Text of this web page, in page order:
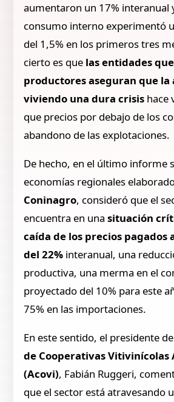
aumentaron un 17% interanual
consumo interno experimentó
del 1,5% en los primeros tres
cierto es que las entidades
productores aseguran que la
viviendo una dura crisis hace
que precios por debajo de los
abandono de las explotaciones.
De hecho, en el último informe
economías regionales
Coninagro, consideró que el
encuentra en unasituación
caída de los precios pagados
del 22% interanual, una
productiva, una merma en el
proyectado del 10% para este
75% en las importaciones.
En este sentido, el presidente
de Cooperativas Vitivinícolas
(Acovi), Fabián Ruggeri,
que el sector está atravesando